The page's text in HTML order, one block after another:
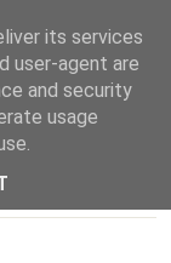
its services
user-agent are
and security
usage